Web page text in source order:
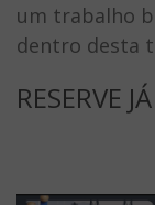
um trabalho
dentro desta
RESERVE